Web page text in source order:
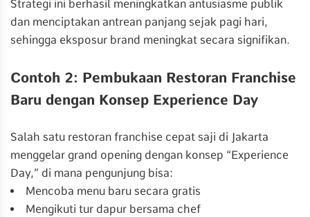
Strategi ini berhasil meningkatkan antusiasme publik
dan menciptakan antrean panjang sejak pagi hari,
sehingga eksposur brand meningkat secara signifikan.
Contoh 2: Pembukaan Restoran Franchise
Baru dengan Konsep Experience Day
Salah satu restoran franchise cepat saji di Jakarta
menggelar grand opening dengan konsep “Experience
Day,” di mana pengunjung bisa:
Mencoba menu baru secara gratis
Mengikuti tur dapur bersama chef